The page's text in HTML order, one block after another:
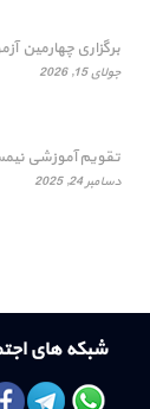
برگزاری چهارمین
جولای 15, 2026
تقویم آموزشی نیمسال
دسامبر 24, 2025
شبکه های